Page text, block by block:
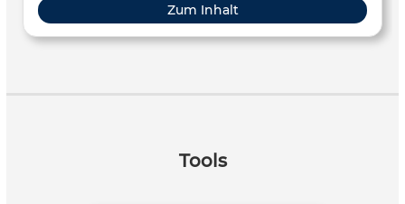
Zum Inhalt
Tools